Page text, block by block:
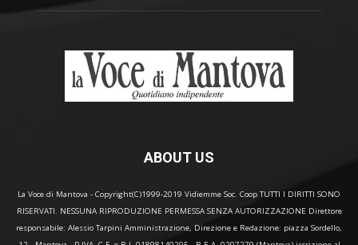
ABOUT US
La Voce di Mantova - Copyright(C)1999-2019 Vidiemme Soc. Coop TUTTI I DIRITTI SONO
RISERVATI. NESSUNA RIPRODUZIONE PERMESSA SENZA AUTORIZZAZIONE Direttore
responsabile: Alessio Tarpini Amministrazione, Direzione e Redazione: piazza Sordello,